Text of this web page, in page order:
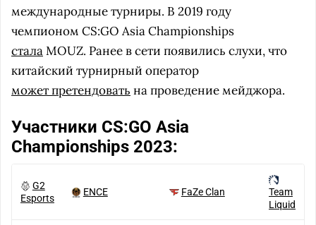
международные турниры. В 2019 году
чемпионом CS:GO Asia Championships
сталаMOUZ. Ранее в сети появились слухи, что
китайский турнирный оператор
может претендовать на проведение мейджора.
Участники CS:GO Asia
Championships 2023:
G2
Esports
ENCE FaZe Clan
Team
Liquid